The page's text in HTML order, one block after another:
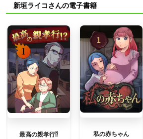
新垣ライコさんの電子書籍
最高の親孝行⁉︎ 私の赤ちゃん